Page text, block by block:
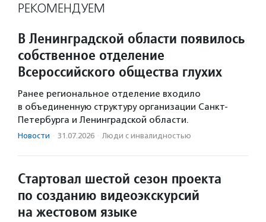
РЕКОМЕНДУЕМ
В Ленинградской области появилось
собственное отделение
Всероссийского общества глухих
Ранее региональное отделение входило
в объединенную структуру организации Санкт-
Петербурга и Ленинградской области.
Новости · 31.07.2026 · Люди с инвалидностью
Стартовал шестой сезон проекта
по созданию видеоэкскурсий
на жестовом языке